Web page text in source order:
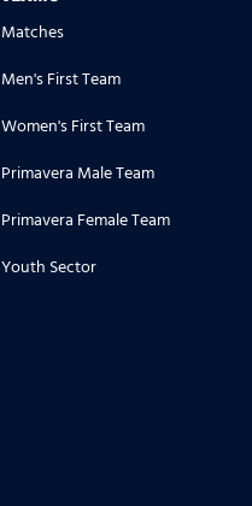
Matches
Men's First Team
Women's First Team
Primavera Male Team
Primavera Female Team
Youth Sector